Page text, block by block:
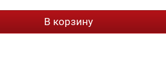
В корзину